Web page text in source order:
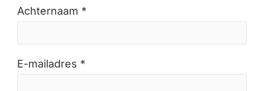
Achternaam *
E-mailadres *